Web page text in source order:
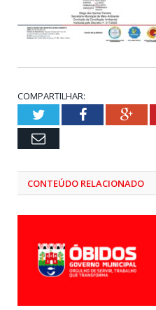
COMPARTILHAR:
TwitterFacebook
Email
CONTEÚDO RELACIONADO